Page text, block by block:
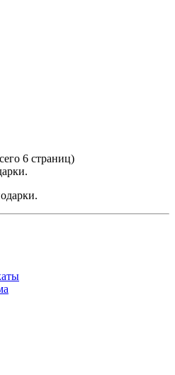
6 страниц)